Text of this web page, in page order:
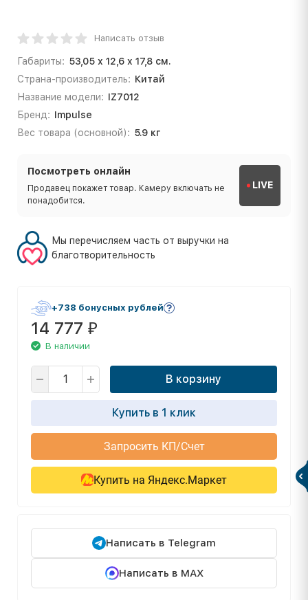
Написать отзыв
Габариты: 53,05 x 12,6 x 17,8 см.
Страна-производитель: Китай
Название модели: IZ7012
Бренд: Impulse
Вес товара (основной): 5.9 кг
Посмотреть онлайн
Продавец покажет товар. Камеру включать не
понадобится.
LIVE
Мы перечисляем часть от выручки на
благотворительность
+738 бонусных рублей
14 777 ₽
В наличии
В корзину
Купить в 1 клик
Запросить КП/Счет
Купить на Яндекс.Маркет
Написать в Telegram
Написать в MAX